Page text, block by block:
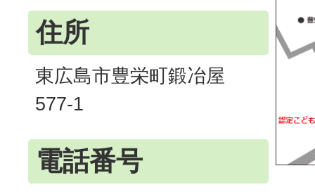
住所
東広島市豊栄町鍛冶屋
577-1
電話番号